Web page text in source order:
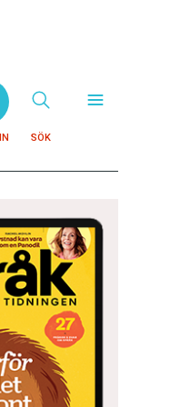
SÖK